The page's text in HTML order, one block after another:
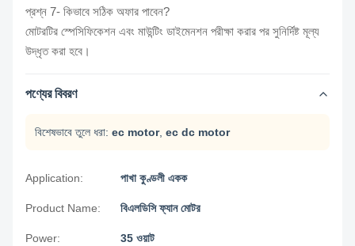
প্রশ্ন 7- কিভাবে সঠিক অফার পাবেন?
মোটরটির স্পেসিফিকেশন এবং মাউন্টিং ডাইমেনশন পরীক্ষা করার পর সুনির্দিষ্ট মূল্য
উদ্ধৃত করা হবে।
পণ্যের বিবরণ
বিশেষভাবে তুলে ধরা: ec motor, ec dc motor
Application: পাখা কুণ্ডলী একক
Product Name: বিএলডিসি ফ্যান মোটর
Power: 35 ওয়াট